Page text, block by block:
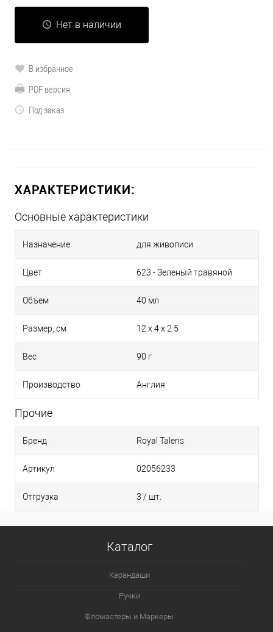
Нет в наличии
В избранное
PDF версия
Под заказ
ХАРАКТЕРИСТИКИ:
Основные характеристики
Назначение для живописи
Цвет 623 - Зеленый травяной
Объём 40 мл
Размер, см 12 x 4 x 2.5
Вес 90 г
Производство Англия
Прочие
Бренд Royal Talens
Артикул 02056233
Отгрузка 3 / шт.
Каталог
Карандаши
Ручки
Фломастеры и Маркеры